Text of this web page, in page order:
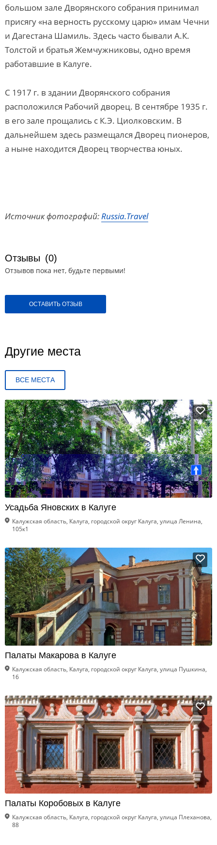
большом зале Дворянского собрания принимал
присягу «на верность русскому царю» имам Чечни
и Дагестана Шамиль. Здесь часто бывали А.К.
Толстой и братья Жемчужниковы, одно время
работавшие в Калуге.
С 1917 г. в здании Дворянского собрания
расположился Рабочий дворец. В сентябре 1935 г.
в его зале прощались с К.Э. Циолковским. В
дальнейшем здесь размещался Дворец пионеров,
а ныне находится Дворец творчества юных.
Источник фотографий:Russia.Travel
Отзывы (0)
Отзывов пока нет, будьте первыми!
ОСТАВИТЬ ОТЗЫВ
Другие места
ВСЕ МЕСТА
Усадьба Яновских в Калуге
Калужская область, Калуга, городской округ Калуга, улица Ленина,
105к1
Палаты Макарова в Калуге
Калужская область, Калуга, городской округ Калуга, улица Пушкина,
16
Палаты Коробовых в Калуге
Калужская область, Калуга, городской округ Калуга, улица Плеханова,
88